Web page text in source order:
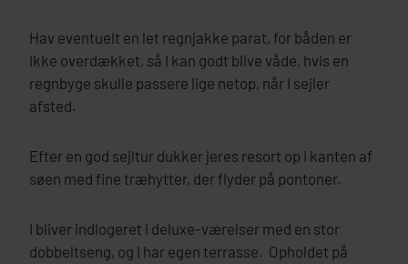
Hav eventuelt en let regnjakke parat, for båden er
ikke overdækket, så I kan godt blive våde, hvis en
regnbyge skulle passere lige netop, når I sejler
afsted.
Efter en god sejltur dukker jeres resort op i kanten af
søen med fine træhytter, der flyder på pontoner.
I bliver indlogeret i deluxe-værelser med en stor
dobbeltseng, og I har egen terrasse. Opholdet på